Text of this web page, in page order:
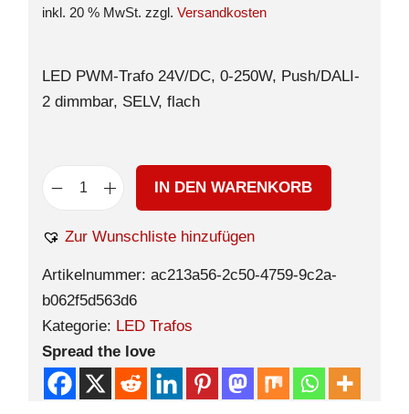
inkl. 20 % MwSt. zzgl. Versandkosten
LED PWM-Trafo 24V/DC, 0-250W, Push/DALI-
2 dimmbar, SELV, flach
IN DEN WARENKORB
Zur Wunschliste hinzufügen
Artikelnummer: ac213a56-2c50-4759-9c2a-
b062f5d563d6
Kategorie: LED Trafos
Spread the love